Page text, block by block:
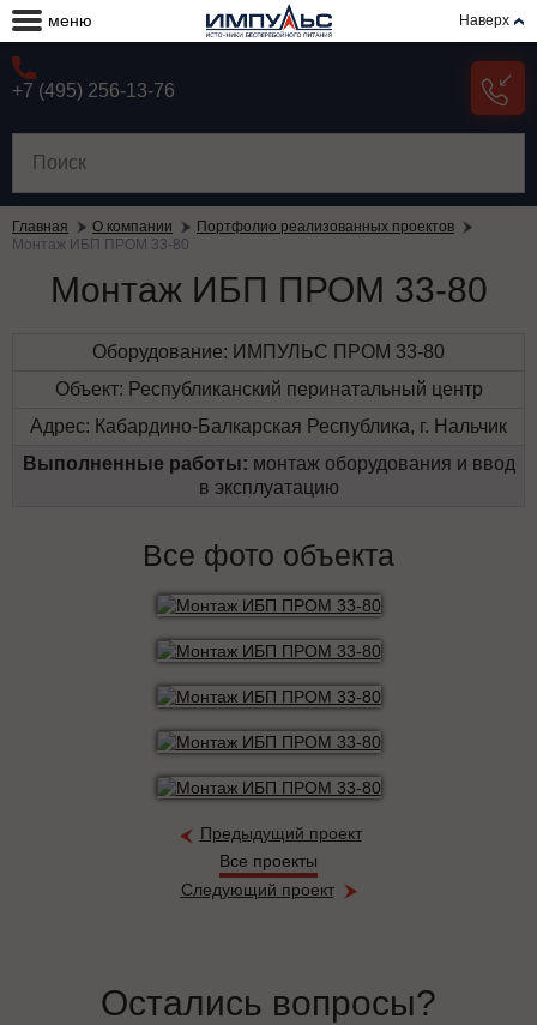
меню Наверх
+7 (495) 256-13-76
Главная О компании
Портфолио реализованных проектов
Монтаж ИБП ПРОМ 33-80
Монтаж ИБП ПРОМ 33-80
Оборудование: ИМПУЛЬС ПРОМ 33-80
Объект: Республиканский перинатальный центр
Адрес: Кабардино-Балкарская Республика, г. Нальчик
Выполненные работы: монтаж оборудования и ввод
в эксплуатацию
Все фото объекта
Предыдущий проект
Все проекты
Следующий проект
Остались вопросы?